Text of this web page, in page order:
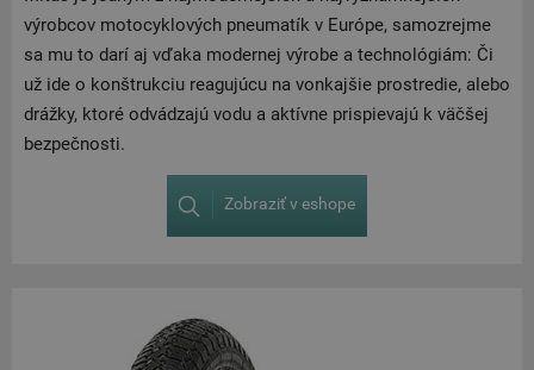
výrobcov motocyklových pneumatík v Európe, samozrejme
sa mu to darí aj vďaka modernej výrobe a technológiám: Či
už ide o konštrukciu reagujúcu na vonkajšie prostredie, alebo
drážky, ktoré odvádzajú vodu a aktívne prispievajú k väčšej
bezpečnosti.
Zobraziť v eshope